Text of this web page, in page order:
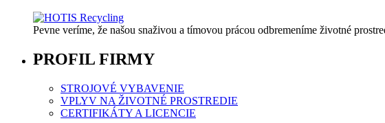
Pevne veríme, že našou snaživou a tímovou prácou odbremeníme životné
PROFIL FIRMY
STROJOVÉ VYBAVENIE
VPLYV NA ŽIVOTNÉ PROSTREDIE
CERTIFIKÁTY A LICENCIE